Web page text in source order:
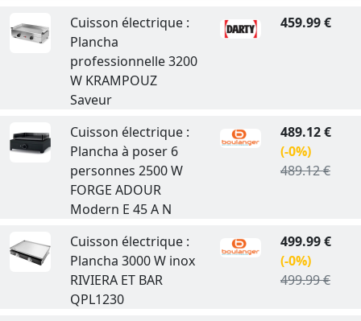
Cuisson électrique :
Plancha
professionnelle 3200
W KRAMPOUZ
Saveur
459.99 €
Cuisson électrique :
Plancha à poser 6
personnes 2500 W
FORGE ADOUR
Modern E 45 A N
489.12 €
(-0%)
489.12 €
Cuisson électrique :
Plancha 3000 W inox
RIVIERA ET BAR
QPL1230
499.99 €
(-0%)
499.99 €